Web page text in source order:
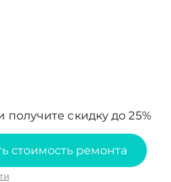
скидку до 25%
стоимость ремонта